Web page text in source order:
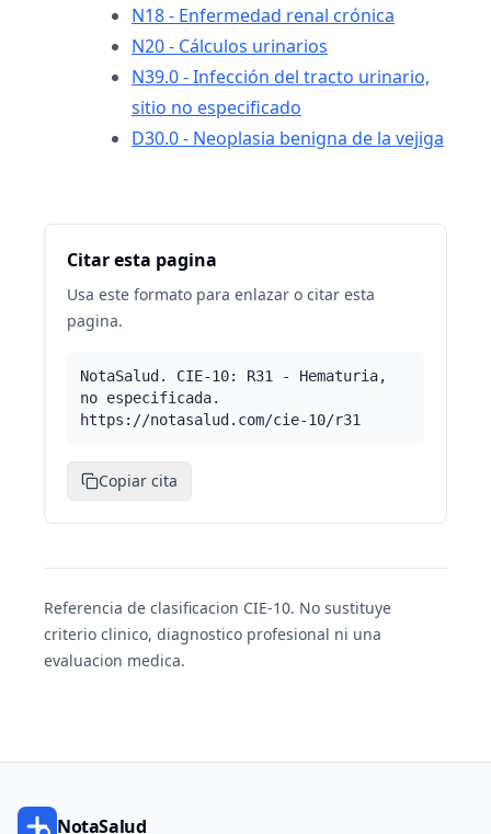
N18 - Enfermedad renal crónica
N20 - Cálculos urinarios
N39.0 - Infección del tracto urinario,
sitio no especificado
D30.0 - Neoplasia benigna de la vejiga
Citar esta pagina
Usa este formato para enlazar o citar esta
pagina.
NotaSalud. CIE-10: R31 - Hematuria,
no especificada.
https://notasalud.com/cie-10/r31
Copiar cita
Referencia de clasificacion CIE-10. No sustituye
criterio clinico, diagnostico profesional ni una
evaluacion medica.
NotaSalud